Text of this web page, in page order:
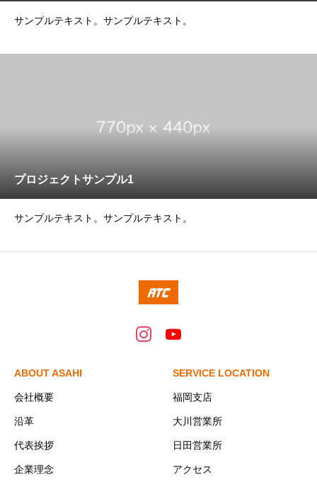
サンプルテキスト。サンプルテキスト。
プロジェクトサンプル1
サンプルテキスト。サンプルテキスト。
ABOUT ASAHI
会社概要
沿革
代表挨拶
企業理念
SERVICE LOCATION
福岡支店
大川営業所
日田営業所
アクセス